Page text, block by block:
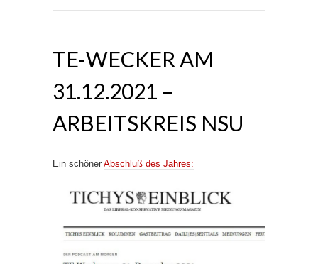
TE-WECKER AM
31.12.2021 –
ARBEITSKREIS NSU
Ein schöner Abschluß des Jahres: